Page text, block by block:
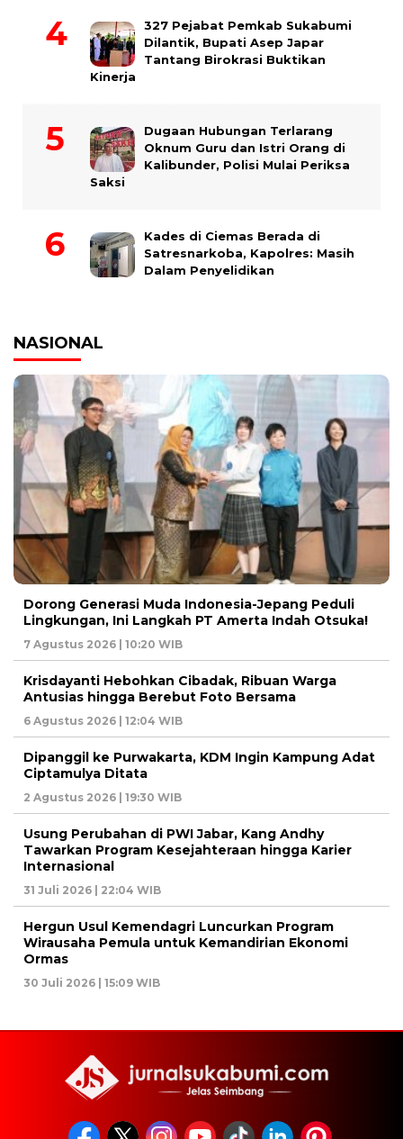
327 Pejabat Pemkab Sukabumi
Dilantik, Bupati Asep Japar
Tantang Birokrasi Buktikan
Kinerja
Dugaan Hubungan Terlarang
Oknum Guru dan Istri Orang di
Kalibunder, Polisi Mulai Periksa
Saksi
Kades di Ciemas Berada di
Satresnarkoba, Kapolres: Masih
Dalam Penyelidikan
NASIONAL
Dorong Generasi Muda Indonesia-Jepang Peduli
Lingkungan, Ini Langkah PT Amerta Indah Otsuka!
7 Agustus 2026 | 10:20 WIB
Krisdayanti Hebohkan Cibadak, Ribuan Warga
Antusias hingga Berebut Foto Bersama
6 Agustus 2026 | 12:04 WIB
Dipanggil ke Purwakarta, KDM Ingin Kampung Adat
Ciptamulya Ditata
2 Agustus 2026 | 19:30 WIB
Usung Perubahan di PWI Jabar, Kang Andhy
Tawarkan Program Kesejahteraan hingga Karier
Internasional
31 Juli 2026 | 22:04 WIB
Hergun Usul Kemendagri Luncurkan Program
Wirausaha Pemula untuk Kemandirian Ekonomi
Ormas
30 Juli 2026 | 15:09 WIB